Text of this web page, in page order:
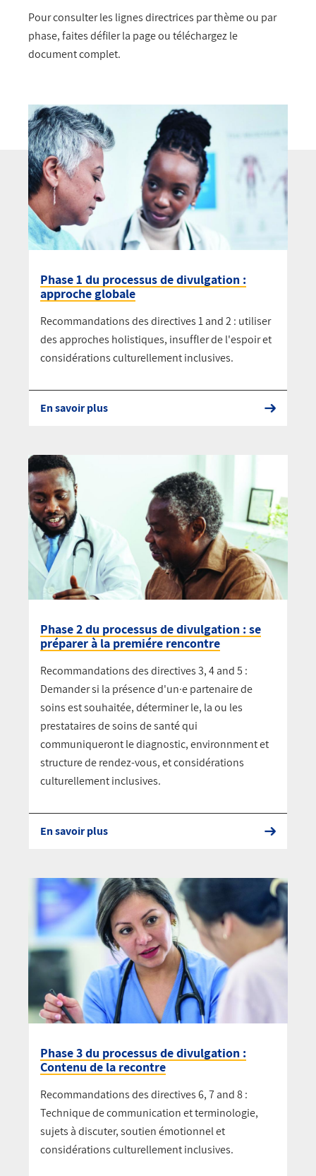
Pour consulter les lignes directrices par thème ou par
phase, faites défiler la page ou téléchargez le
document complet.
Phase 1 du processus de divulgation :
approche globale
Recommandations des directives 1 and 2 : utiliser
des approches holistiques, insuffler de l'espoir et
considérations culturellement inclusives.
En savoir plus
Phase 2 du processus de divulgation : se
préparer à la premiére rencontre
Recommandations des directives 3, 4 and 5 :
Demander si la présence d'un·e partenaire de
soins est souhaitée, déterminer le, la ou les
prestataires de soins de santé qui
communiqueront le diagnostic, environnment et
structure de rendez-vous, et considérations
culturellement inclusives.
En savoir plus
Phase 3 du processus de divulgation :
Contenu de la recontre
Recommandations des directives 6, 7 and 8 :
Technique de communication et terminologie,
sujets à discuter, soutien émotionnel et
considérations culturellement inclusives.